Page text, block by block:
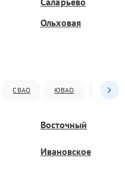
Ольховая
СВАО ЮВАО ЮАО
Восточный
Ивановское